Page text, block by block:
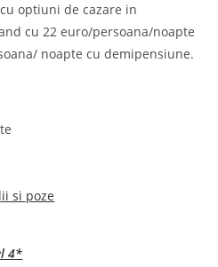
optiuni de cazare in
cu 22 euro/persoana/noapte
noapte cu demipensiune.
si poze
4*